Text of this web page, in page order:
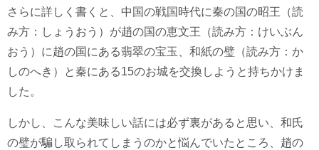
さらに詳しく書くと、中国の戦国時代に秦の国の昭王（読
み方：しょうおう）が趙の国の恵文王（読み方：けいぶん
おう）に趙の国にある翡翠の宝玉、和紙の璧（読み方：か
しのへき）と秦にある15のお城を交換しようと持ちかけま
した。
しかし、こんな美味しい話には必ず裏があると思い、和氏
の璧が騙し取られてしまうのかと悩んでいたところ、趙の